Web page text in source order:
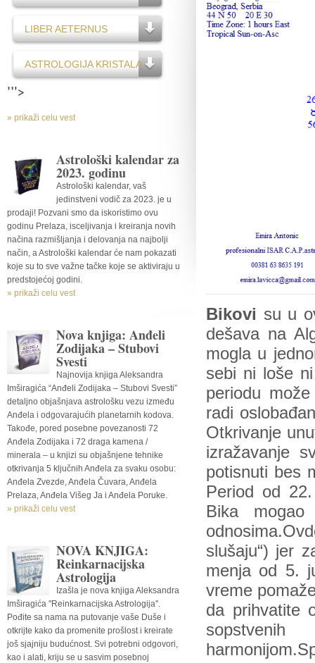
LIBER AETERNUS
ASTROLOGIJA KRISTALA
'">
» prikaži celu vest
Astrološki kalendar za
2023. godinu
Astrološki kalendar, vaš
jedinstveni vodič za 2023. je u
prodaji! Pozvani smo da iskoristimo ovu
godinu Prelaza, isceljivanja i kreiranja novih
načina razmišljanja i delovanja na najbolji
način, a Astrološki kalendar će nam pokazati
koje su to sve važne tačke koje se aktiviraju u
predstojećoj godini.
» prikaži celu vest
Nova knjiga: Anđeli
Zodijaka – Stubovi
Svesti
Najnovija knjiga Aleksandra
Imširagića “Anđeli Zodijaka – Stubovi Svesti”
detaljno objašnjava astrološku vezu između
Anđela i odgovarajućih planetarnih kodova.
Takođe, pored posebne povezanosti 72
Anđela Zodijaka i 72 draga kamena /
minerala – u knjizi su objašnjene tehnike
otkrivanja 5 ključnih Anđela za svaku osobu:
Anđela Zvezde, Anđela Čuvara, Anđela
Prelaza, Anđela Višeg Ja i Anđela Poruke.
» prikaži celu vest
NOVA KNJIGA:
Reinkarnacijska
Astrologija
Izašla je nova knjiga Aleksandra
Imširagića ''Reinkarnacijska Astrologija''.
Pođite sa nama na putovanje vaše Duše i
otkrijte kako da promenite prošlost i kreirate
još sjajniju budućnost. Svi potrebni odgovori,
kao i alati, kriju se u sasvim posebnoj
Bikovi su u
dešava na
mogla u
sebi ni loše
periodu
radi
Otkrivanje
izražavanje
potisnuti bes
Period od
Bika
slušaju“) jer
menja od 5.
vreme
da prihvatite